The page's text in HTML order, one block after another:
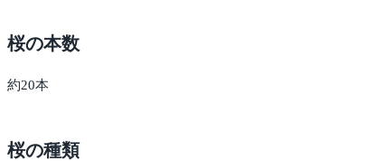
桜の本数
約20本
桜の種類